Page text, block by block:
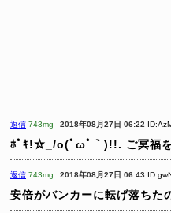
返信 743mg 2018年08月27日 06:22
ﾎﾟｷ!☆_/o(ﾟωﾟ｀)!!. ご冥福
返信 743mg 2018年08月27日 06:43
安倍がバンカーに転げ落ちた